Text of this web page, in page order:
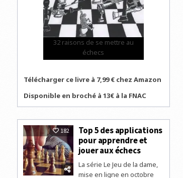
32 raisons de se mettre au
échecs
Télécharger ce livre à 7,99 € chez Amazon
Disponible en broché à 13€ à la FNAC
182
Top 5 des applications
pour apprendre et
jouer aux échecs
La série Le Jeu de la dame,
mise en ligne en octobre